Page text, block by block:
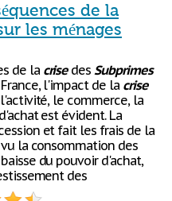
de la
les ménages
de la crisedesSubprimes
l'impact de la crise
le commerce, la
est évident. La
et fait les frais de la
la consommation des
du pouvoir d'achat,
des